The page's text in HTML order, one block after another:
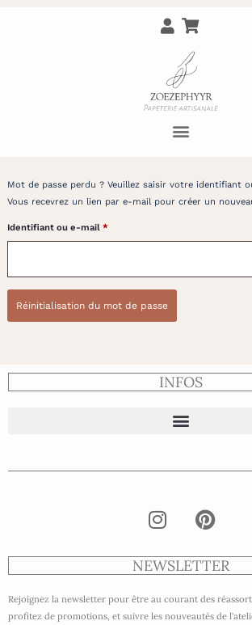
Mot de passe perdu ? Veuillez saisir votre identifiant
Vous recevrez un lien par e-mail pour créer un
Identifiant ou e-mail *
Réinitialisation du mot de passe
INFOS
NEWSLETTER
Rejoignez la newsletter pour être au courant des
profitez de promotions, et suivre les nouveautés de